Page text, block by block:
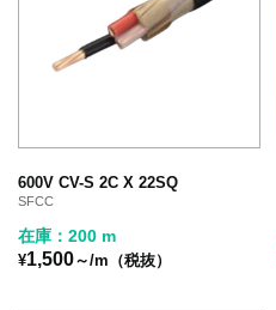
600V CV-S 2C X 22SQ
SFCC
在庫：200 m
¥1,500～/m（税抜）